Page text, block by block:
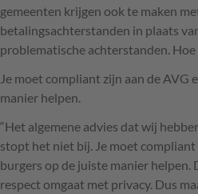
gemeenten krijgen ook te maken
betalingsachterstanden in plaats
problematische achterstanden. Hoe
Je moet compliant zijn aan de AVG
manier helpen.
“Het algemene advies dat wij
stopt het niet bij. Je moet compliant
burgers op de juiste manier helpen.
respect omgaat met privacy. Dus